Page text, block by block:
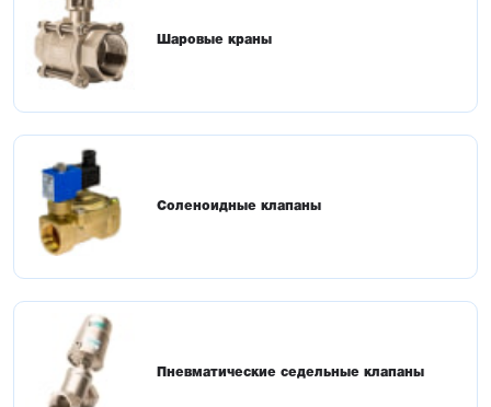
Шаровые краны
Соленоидные клапаны
Пневматические седельные клапаны